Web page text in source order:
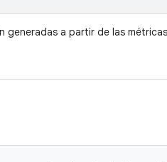
generadas a partir de las